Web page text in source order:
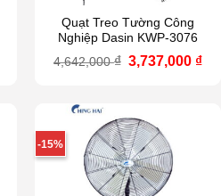
1,400,000 ₫.
Quạt Treo Tường Công
Nghiệp Dasin KWP-3076
4,642,000₫ Giá
3,737,000 ₫
-15%